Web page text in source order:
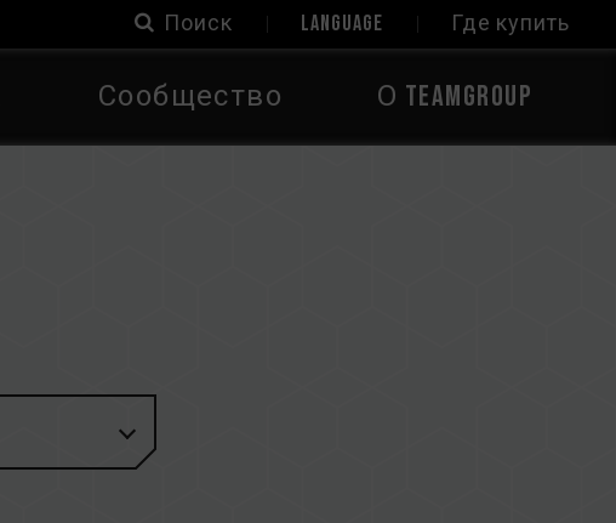
Поиск LANGUAGE Где купить
Сообщество О TEAMGROUP